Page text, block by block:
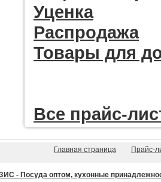
Уценка
Распродажа
Товары для
Все прайc-
Главная страница Прайс-
- Посуда оптом, кухонные